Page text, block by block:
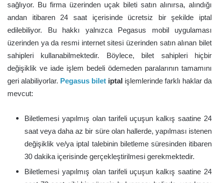
sağlıyor. Bu firma üzerinden uçak bileti satın alınırsa, alındığı
andan itibaren 24 saat içerisinde ücretsiz bir şekilde iptal
edilebiliyor. Bu hakkı yalnızca Pegasus mobil uygulaması
üzerinden ya da resmi internet sitesi üzerinden satın alınan bilet
sahipleri kullanabilmektedir. Böylece, bilet sahipleri hiçbir
değişiklik ve iade işlem bedeli ödemeden paralarının tamamını
geri alabiliyorlar. Pegasus bilet iptal işlemlerinde farklı haklar da
mevcut:
Biletlemesi yapılmış olan tarifeli uçuşun kalkış saatine 24
saat veya daha az bir süre olan hallerde, yapılması istenen
değişiklik ve/ya iptal talebinin biletleme süresinden itibaren
30 dakika içerisinde gerçekleştirilmesi gerekmektedir.
Biletlemesi yapılmış olan tarifeli uçuşun kalkış saatine 24